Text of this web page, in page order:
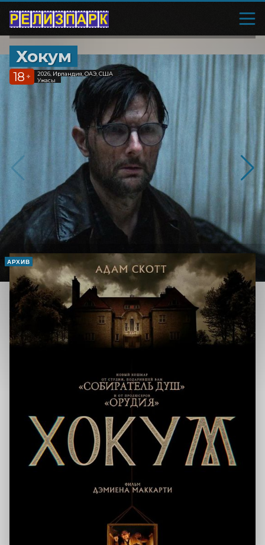
Хокум
18 +
2026, Ирландия, ОАЭ, США
Ужасы
АРХИВ